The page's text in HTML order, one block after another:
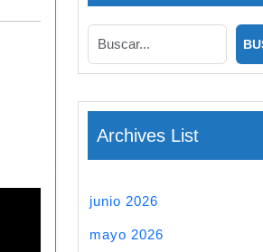
Archives List
junio 2026
mayo 2026